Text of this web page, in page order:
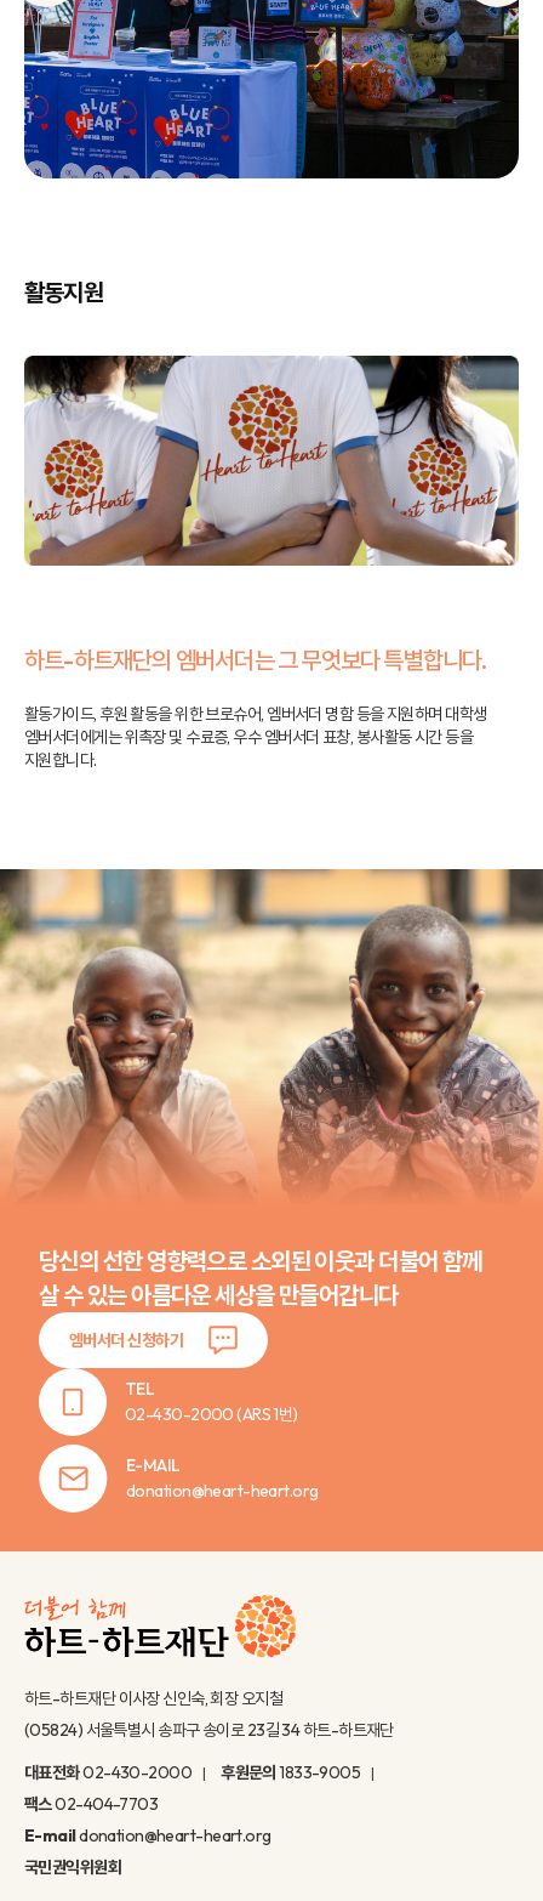
활동지원
하트-하트재단의 엠버서더는 그 무엇보다 특별합니다.
활동가이드, 후원 활동을 위한 브로슈어, 엠버서더 명함 등을 지원하며 대학생
엠버서더에게는 위촉장 및 수료증, 우수 엠버서더 표창, 봉사활동 시간 등을
지원합니다.
당신의 선한 영향력으로소외된 이웃과 더불어 함께
살 수 있는아름다운 세상을 만들어갑니다
엠버서더 신청하기
TEL
02-430-2000(ARS 1번)
E-MAIL
donation@heart-heart.org
하트-하트재단 이사장 신인숙, 회장 오지철
(05824) 서울특별시 송파구 송이로 23길 34 하트-하트재단
대표전화02-430-2000 후원문의1833-9005
팩스02-404-7703
E-maildonation@heart-heart.org
국민권익위원회